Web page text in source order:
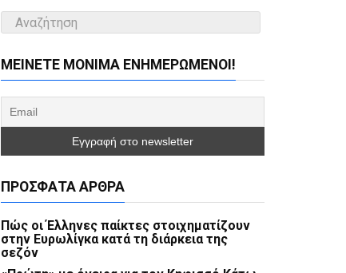
ΜΕΊΝΕΤΕ ΜΌΝΙΜΑ ΕΝΗΜΕΡΏΜΕΝΟΙ!
ΠΡΌΣΦΑΤΑ ΆΡΘΡΑ
Πώς οι Έλληνες παίκτες στοιχηματίζουν
στην Ευρωλίγκα κατά τη διάρκεια της
σεζόν